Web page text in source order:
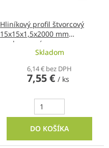
Hliníkový profil štvorcový
15x15x1,5x2000 mm
neeloxovaný
Skladom
6,14 € bez DPH
7,55 € / ks
DO KOŠÍKA